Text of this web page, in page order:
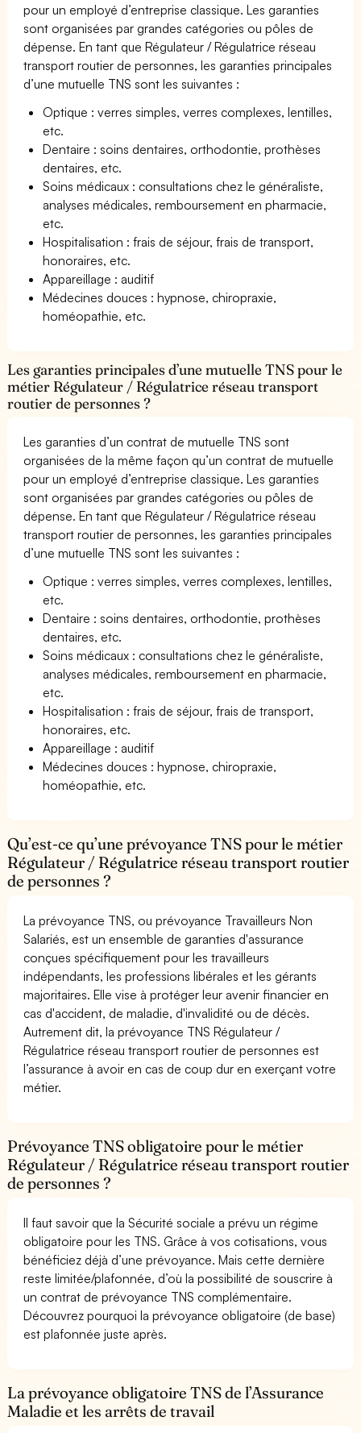
pour un employé d’entreprise classique. Les garanties
sont organisées par grandes catégories ou pôles de
dépense. En tant que Régulateur / Régulatrice réseau
transport routier de personnes, les garanties principales
d’une mutuelle TNS sont les suivantes :
Optique : verres simples, verres complexes, lentilles,
etc.
Dentaire : soins dentaires, orthodontie, prothèses
dentaires, etc.
Soins médicaux : consultations chez le généraliste,
analyses médicales, remboursement en pharmacie,
etc.
Hospitalisation : frais de séjour, frais de transport,
honoraires, etc.
Appareillage : auditif
Médecines douces : hypnose, chiropraxie,
homéopathie, etc.
Les garanties principales d’une mutuelle TNS pour le
métier Régulateur / Régulatrice réseau transport
routier de personnes ?
Les garanties d’un contrat de mutuelle TNS sont
organisées de la même façon qu’un contrat de mutuelle
pour un employé d’entreprise classique. Les garanties
sont organisées par grandes catégories ou pôles de
dépense. En tant que Régulateur / Régulatrice réseau
transport routier de personnes, les garanties principales
d’une mutuelle TNS sont les suivantes :
Optique : verres simples, verres complexes, lentilles,
etc.
Dentaire : soins dentaires, orthodontie, prothèses
dentaires, etc.
Soins médicaux : consultations chez le généraliste,
analyses médicales, remboursement en pharmacie,
etc.
Hospitalisation : frais de séjour, frais de transport,
honoraires, etc.
Appareillage : auditif
Médecines douces : hypnose, chiropraxie,
homéopathie, etc.
Qu’est-ce qu’une prévoyance TNS pour le métier
Régulateur / Régulatrice réseau transport routier
de personnes ?
La prévoyance TNS, ou prévoyance Travailleurs Non
Salariés, est un ensemble de garanties d'assurance
conçues spécifiquement pour les travailleurs
indépendants, les professions libérales et les gérants
majoritaires. Elle vise à protéger leur avenir financier en
cas d'accident, de maladie, d'invalidité ou de décès.
Autrement dit, la prévoyance TNS Régulateur /
Régulatrice réseau transport routier de personnes est
l’assurance à avoir en cas de coup dur en exerçant votre
métier.
Prévoyance TNS obligatoire pour le métier
Régulateur / Régulatrice réseau transport routier
de personnes ?
Il faut savoir que la Sécurité sociale a prévu un régime
obligatoire pour les TNS. Grâce à vos cotisations, vous
bénéficiez déjà d’une prévoyance. Mais cette dernière
reste limitée/plafonnée, d’où la possibilité de souscrire à
un contrat de prévoyance TNS complémentaire.
Découvrez pourquoi la prévoyance obligatoire (de base)
est plafonnée juste après.
La prévoyance obligatoire TNS de l’Assurance
Maladie et les arrêts de travail